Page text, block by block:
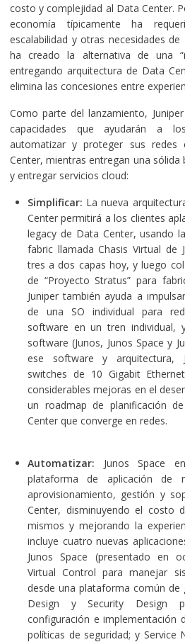
costo y complejidad al Data Center.
economía típicamente ha
escalabilidad y otras necesidades de
ha creado la alternativa de una
entregando arquitectura de Data
elimina las concesiones entre
Como parte del lanzamiento,
capacidades que ayudarán a
automatizar y proteger sus redes
Center, mientras entregan una
y entregar servicios cloud:
Simplificar: La nueva
Center permitirá a los clientes
legacy de Data Center, usando
fabric llamada Chasis Virtual de
tres a dos capas hoy, y luego
de “Proyecto Stratus” para
Juniper también ayuda a
de una SO individual para
software en un tren individual,
software (Junos, Junos Space y
ese software y arquitectura,
switches de 10 Gigabit
considerables mejoras en el
un roadmap de planificación
Center que converge en redes.
Automatizar: Junos Space
plataforma de aplicación de
aprovisionamiento, gestión y
Center, disminuyendo el costo
mismos y mejorando la
incluye cuatro nuevas
Junos Space (presentado en
Virtual Control para manejar
desde una plataforma común
Design y Security Design
configuración e implementación
políticas de seguridad; y Service